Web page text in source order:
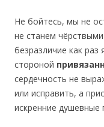
Не бойтесь, мы не
не станем
безразличие как
стороной
сердечность не
или исправить, а
искренние душевные